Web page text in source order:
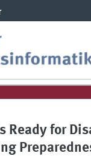
Ready for